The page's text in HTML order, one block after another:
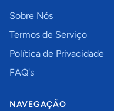
Sobre Nós
Termos de Serviço
Política de Privacidade
FAQ's
NAVEGAÇÃO